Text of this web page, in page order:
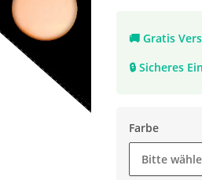
🚚 Gratis
🔒 Sicheres
Farbe
Bitte